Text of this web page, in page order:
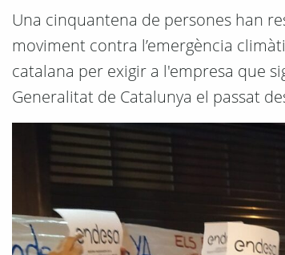
Una cinquantena de persones han
moviment contra l’emergència
catalana per exigir a l'empresa que
Generalitat de Catalunya el passat